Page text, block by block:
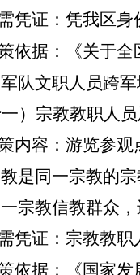
凭证：凭我区
依据：《关于
队文职人员跨
一）宗教教职人
内容：游览参
是同一宗教的
宗教信教群众
凭证： 宗教教职
依据：《国家发